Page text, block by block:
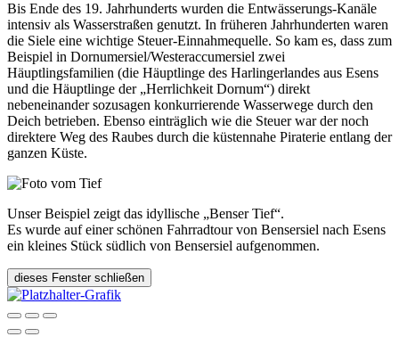
Bis Ende des 19. Jahrhunderts wurden die Entwässerungs-Kanäle
intensiv als Wasserstraßen genutzt. In früheren Jahrhunderten waren
die Siele eine wichtige Steuer-Einnahmequelle. So kam es, dass zum
Beispiel in Dornumersiel/Westeraccumersiel zwei
Häuptlingsfamilien (die Häuptlinge des Harlingerlandes aus Esens
und die Häuptlinge der „Herrlichkeit Dornum“) direkt
nebeneinander sozusagen konkurrierende Wasserwege durch den
Deich betrieben. Ebenso einträglich wie die Steuer war der noch
direktere Weg des Raubes durch die küstennahe Piraterie entlang der
ganzen Küste.
Unser Beispiel zeigt das idyllische „Benser Tief“.
Es wurde auf einer schönen Fahrradtour von Bensersiel nach Esens
ein kleines Stück südlich von Bensersiel aufgenommen.
dieses Fenster schließen